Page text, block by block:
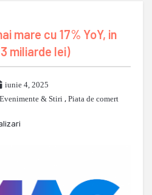
mare cu 17% YoY, in
miliarde lei)
iunie 4, 2025
Evenimente & Stiri , Piata de comert